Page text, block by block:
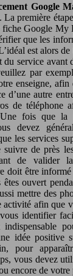
Google
La première
Google My
que les
est alors
du service avant
par
enseigne, afin
d’une autre
de téléphone
fois que la
devez
les services
de près
de valider
doit être
ouvert
mettre des
afin que
identifier
indispensable
idée positive
pour
vous devez
encore de votre